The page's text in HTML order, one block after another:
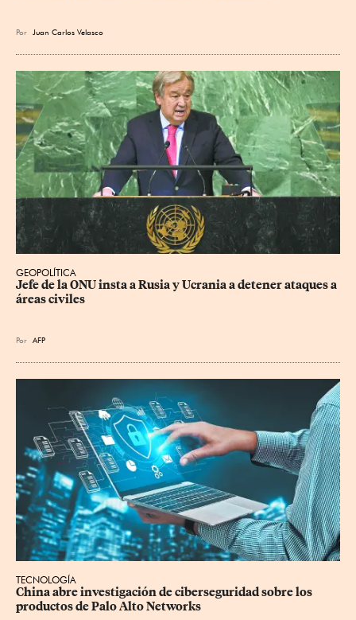
Por Juan Carlos Velasco
GEOPOLÍTICA
Jefe de la ONU insta a Rusia y Ucrania a detener ataques a
áreas civiles
Por AFP
TECNOLOGÍA
China abre investigación de ciberseguridad sobre los
productos de Palo Alto Networks